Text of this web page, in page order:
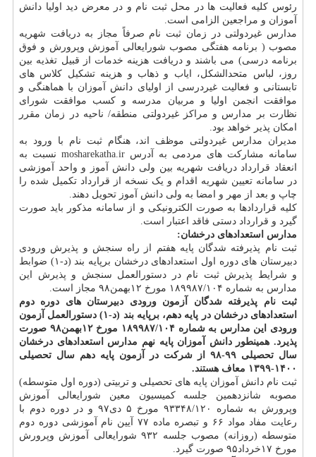
رئوس کلیه فعالیت ها در محل ثبت نام و در معرض دید اولیا دانش
آموزان و مراجعین الزامی است.
مدارس غیردولتی در زمان ثبت نام صرفاً مجاز به دریافت شهریه
مصوب ( برنامه هفتگی مصوب شورایعالی آموزش وپرورش و فوق
برنامه درسی) می باشند و دریافت هزینه خدمات از قبیل تغذیه بین
روز، لباس متحدالشکل، ایاب و ذهاب و هزینه تشکیل کلاس های
تابستانی و فعالیت غیردرسی از اولیای دانش آموزان با هماهنگی و
موافقت انجمن اولیا و مربیان مدرسه و کسب موافقت شورای
نظارت بر مدارس و مراکز غیردولتی منطقه/ ناحیه در زمان مقرر
امکان پذیر خواهد بود.
مدیران مدارس غیردولتی موظف اند، هنگام ثبت نام با ورود به
سامانه مشارکت های مردمی به آدرس mosharekatha.ir نسبت به
انعقاد قرارداد دریافت شهریه بین ولی دانش آموز و واحد آموزشی
در سامانه تعیین شهریه اقدام و یک نسخه از قرارداد تکمیل شده را
چاپ و بعد از مهر و امضا به ولی دانش آموز تحویل دهند.
کلیه قراردادها به صورت الکترونیکی و از سامانه مذکور باید صورت
گیرد و قرارداد دستی فاقد اعتبار است.
مدارس استعدادهای درخشان:
ثبت نام پذیرفته شدگان پایه هفتم از راه سنجش و پذیرش ورودی
دبیرستان های دوره اول استعدادهای درخشان برپایه بند (د-۱) ضوابط
و شرایط پذیرش ثبت نام در دستورالعمل سنجش و پذیرش این
مدارس به شماره ۱۸۹۹۸۷/۱۰۴ مورخ ۱۲بهمن۹۸ مجاز است.
ثبت نام پذیرفته شدگان آزمون ورودی دبیرستان های دوره دوم
استعدادهای درخشان در پایه دهم، برپایه بند (د-۱) دستورالعمل آزمون
ورودی این مدارس به شماره ۱۸۹۹۸۷/۱۰۴ مورخ ۱۲بهمن۹۸ صورت
پذیرد. همینطور دانش آموزان پایه نهم مدارس استعدادهای درخشان
سال تحصیلی ۹۹-۹۸ از شرکت در آزمون پایه دهم سال تحصیلی
۱۴۰۰-۱۳۹۹ معاف هستند.
ثبت نام دانش آموزان پایه های تحصیلی و تربیتی (دوره اول متوسطه)
مصوبه شانزدهمین جلسه کمیسیون معین شورایعالی آموزش
وپرورش به شماره ۹۳۳۴۸/۱۲۰ مورخ ۵ دی۹۷ و در دوره دوم با
رعایت مفاد مواد ۶۶ و تبصره ماده ۷۷ آیین نام آموزشی دوره دوم
متوسطه (روزانه) مصوب جلسه ۹۳۲ شورایعالی آموزش وپرورش
مورخ ۱۷خرداد۹۵ صورت گیرد.